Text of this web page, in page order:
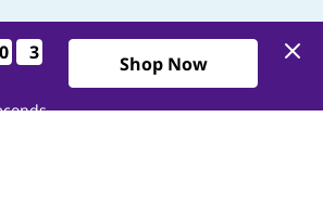
0
0
0
0 2
1
2
1
Shop Now